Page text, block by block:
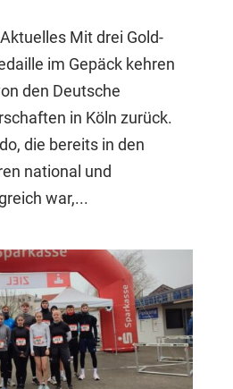
Mit drei Gold-
im Gepäck kehren
den Deutsche
in Köln zurück.
die bereits in den
national und
war,...